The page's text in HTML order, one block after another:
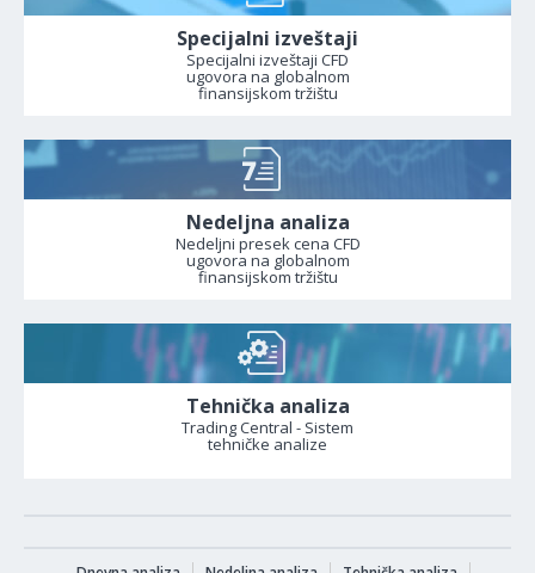
Specijalni izveštaji
Specijalni izveštaji CFD
ugovora na globalnom
finansijskom tržištu
Nedeljna analiza
Nedeljni presek cena CFD
ugovora na globalnom
finansijskom tržištu
Tehnička analiza
Trading Central - Sistem
tehničke analize